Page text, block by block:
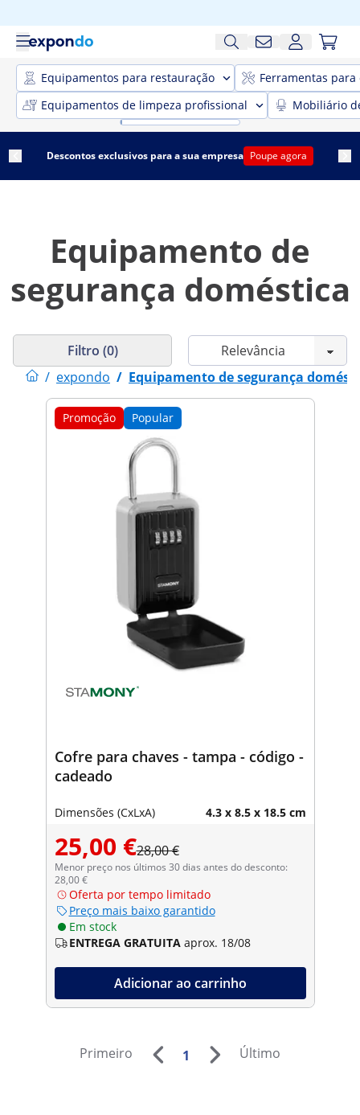
Equipamentos para restauração
Ferramentas para
Equipamentos de limpeza profissional
Mobiliário
Descontos exclusivos para a sua empresa Poupe agora
Equipamento de
segurança doméstica
/ expondo / Equipamento de segurança
Filtro (0)
Promoção Popular
Cofre para chaves - tampa - código -
cadeado
Dimensões (CxLxA) 4.3 x 8.5 x 18.5 cm
25,00 €28,00 €
Menor preço nos últimos 30 dias antes do desconto:
28,00 €
Oferta por tempo limitado
Preço mais baixo garantido
Em stock
ENTREGA GRATUITA aprox. 18/08
Adicionar ao carrinho
Primeiro 1 Último